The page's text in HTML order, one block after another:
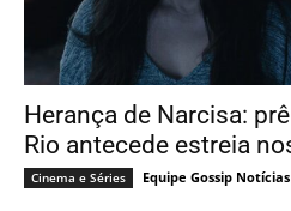
Herança de Narcisa:
Rio antecede estreia
Cinema e Séries Equipe Gossip Notícias